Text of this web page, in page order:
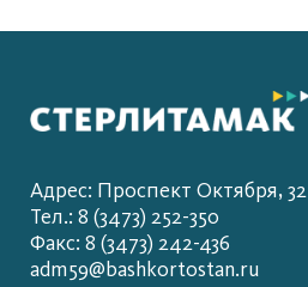
Адрес: Проспект Октября, 32
Тел.: 8 (3473) 252-350
Факс: 8 (3473) 242-436
adm59@bashkortostan.ru